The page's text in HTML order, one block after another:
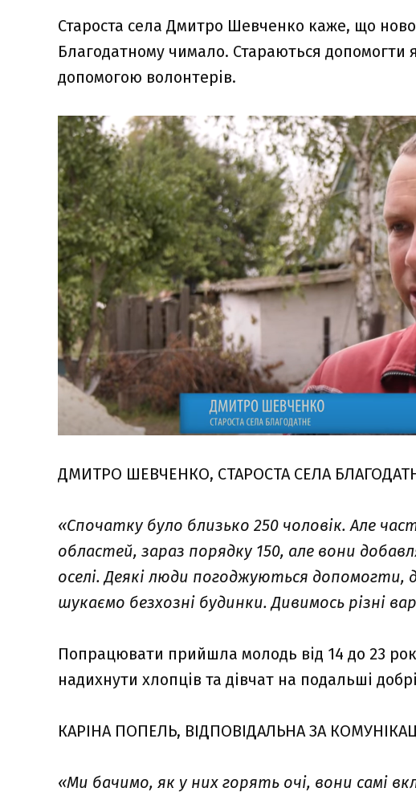
Староста села Дмитро Шевченко каже, що
Благодатному чимало. Стараються допомогти
допомогою волонтерів.
ДМИТРО ШЕВЧЕНКО, СТАРОСТА СЕЛА
«Спочатку було близько 250 чоловік. Але
областей, зараз порядку 150, але вони
оселі. Деякі люди погоджуються допомогти,
шукаємо безхозні будинки. Дивимось різні
Попрацювати прийшла молодь від 14 до 23
надихнути хлопців та дівчат на подальші
КАРІНА ПОПЕЛЬ, ВІДПОВІДАЛЬНА ЗА
«Ми бачимо, як у них горять очі, вони самі